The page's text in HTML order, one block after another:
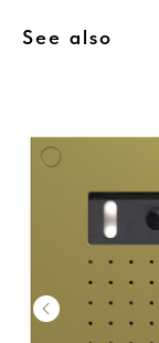
Home Catalog
See also